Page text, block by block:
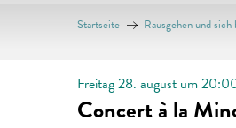
Startseite Rausgehen und sich
Freitag 28. august um
Concert à la